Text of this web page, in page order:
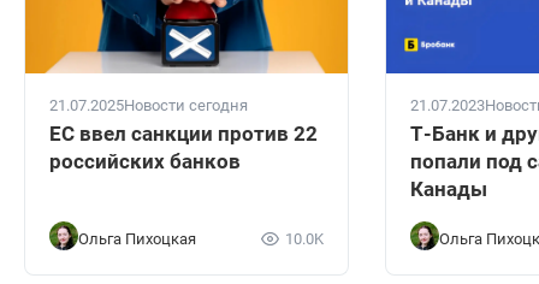
21.07.2025Новости сегодня
ЕС ввел санкции против 22
российских банков
Ольга Пихоцкая 10.0K
21.07.2023
Т-Банк и
попали под
Канады
Ольга